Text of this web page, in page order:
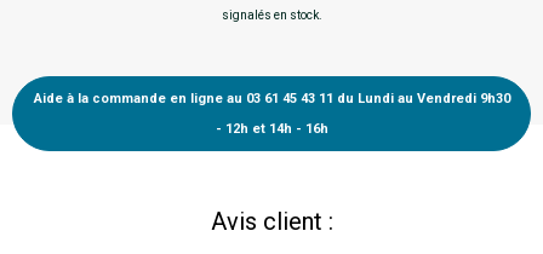
signalés en stock.
Aide à la commande en ligne au 03 61 45 43 11 du Lundi au Vendredi 9h30
- 12h et 14h - 16h
Avis client :